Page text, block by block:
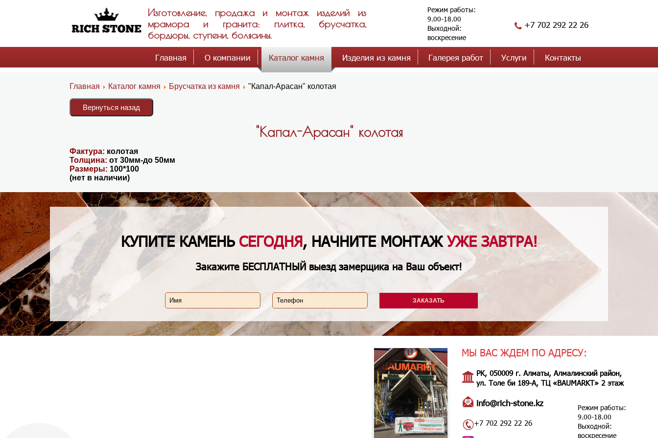
Изготовление, продажа и монтаж изделий из
мрамора и гранита: плитка, брусчатка,
бордюры, ступени, болясины.
Режим работы:
9.00-18.00
Выходной:
воскресение
+7 702 292 22 26
Главная О компании Каталог камня Изделия из камня Галерея работ Услуги Контакты
Главная Каталог камня Брусчатка из камня "Капал-Арасан" колотая
"Капал-Арасан" колотая
Фактура: колотая
Толщина: от 30мм-до 50мм
Размеры: 100*100
(нет в наличии)
КУПИТЕ КАМЕНЬ СЕГОДНЯ, НАЧНИТЕ МОНТАЖ УЖЕ ЗАВТРА!
Закажите БЕСПЛАТНЫЙ выезд замерщика на Ваш объект!
ЗАКАЗАТЬ
МЫ ВАС ЖДЕМ ПО АДРЕСУ:
РК, 050009 г. Алматы, Алмалинский район,
ул. Толе би 189-А, ТЦ «BAUMARKT» 2 этаж
info@rich-stone.kz
+7 702 292 22 26
Режим работы:
9.00-18.00
Выходной:
воскресение